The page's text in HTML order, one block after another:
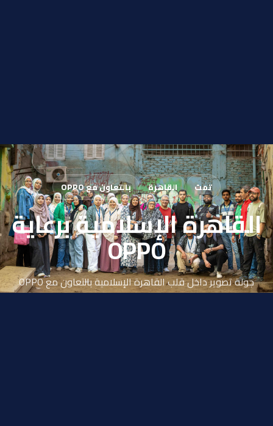
تمت القاهرة بالتعاون مع OPPO
القاهرة الإسلامية برعاية
OPPO
جولة تصوير داخل قلب القاهرة الإسلامية بالتعاون مع OPPO